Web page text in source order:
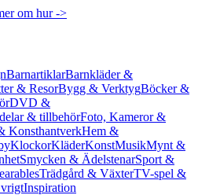
om hur ->
BarnartiklarBarnkläder &
& ResorBygg & VerktygBöcker &
DVD &
& tillbehörFoto, Kameror &
KonsthantverkHem &
KlockorKläderKonstMusikMynt &
Smycken & ÄdelstenarSport &
Trädgård & VäxterTV-spel &
Inspiration